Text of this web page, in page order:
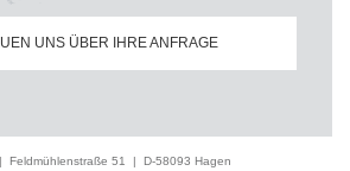
UNS ÜBER IHRE ANFRAGE
| Feldmühlenstraße 51 | D-58093 Hagen